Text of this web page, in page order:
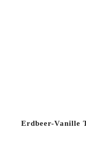
Erdbeer-Vanille